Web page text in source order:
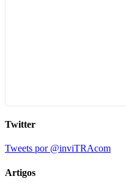
Twitter
Tweets por @inviTRAcom
Artigos